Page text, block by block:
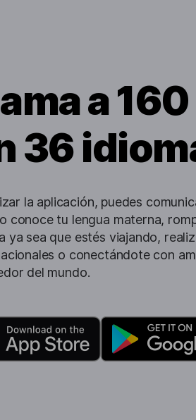
a
36
la aplicación, puedes
conoce tu lengua materna,
ya sea que estés viajando,
o conectándote con
del mundo.